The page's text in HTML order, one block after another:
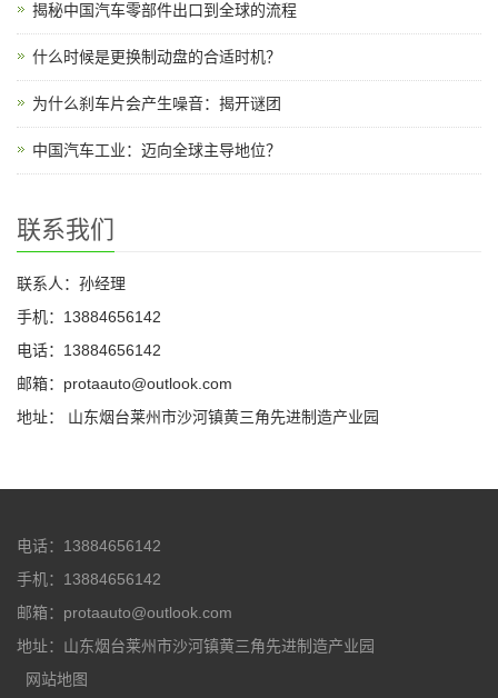
揭秘中国汽车零部件出口到全球的流程
什么时候是更换制动盘的合适时机？
为什么刹车片会产生噪音：揭开谜团
中国汽车工业：迈向全球主导地位？
联系我们
联系人：孙经理
手机：13884656142
电话：13884656142
邮箱：protaauto@outlook.com
地址： 山东烟台莱州市沙河镇黄三角先进制造产业园
电话：13884656142
手机：13884656142
邮箱：protaauto@outlook.com
地址：山东烟台莱州市沙河镇黄三角先进制造产业园
网站地图